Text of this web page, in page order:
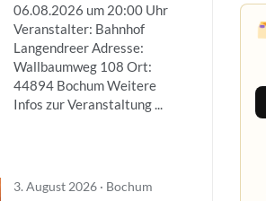
06.08.2026 um 20:00 Uhr
Veranstalter: Bahnhof
Langendreer Adresse:
Wallbaumweg 108 Ort:
44894 Bochum Weitere
Infos zur Veranstaltung ...
3. August 2026 · Bochum